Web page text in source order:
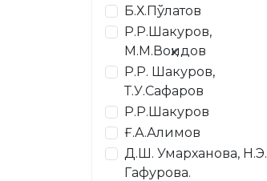
Б.Х.Пўлатов
Р.Р.Шакуров,
М.М.Воҳидов
Р.Р. Шакуров,
Т.У.Сафаров
Р.Р.Шакуров
Ғ.А.Алимов
Д.Ш. Умарханова, Н.Э.
Гафурова.